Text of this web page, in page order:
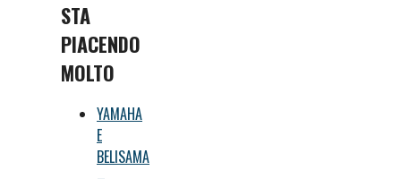
STA
PIACENDO
MOLTO
YAMAHA
E
BELISAMA